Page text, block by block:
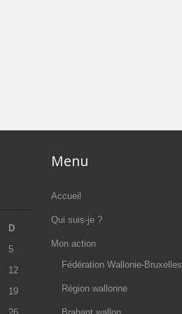
D
5
12
19
Menu
Accueil
Qui suis-je ?
Mon action
Fédération Wallonie-Bruxelles
Région wallonne